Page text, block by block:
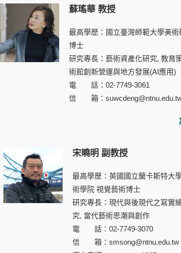
蘇瑤華 教授
最高學歷：國立臺灣師範大學美術
博士
研究專長：藝術資產化研究, 教育
術館創新營運與地方發展(AI應用)
電 話：02-7749-3061
信 箱：
宋曉明 副教授
最高學歷：英國國立蘭卡斯特大
術學院 視覺藝術博士
研究專長：現代與後現代之寫實
究, 當代藝術思潮與創作
電 話：02-7749-3070
信 箱：smsong@ntnu.edu.tw